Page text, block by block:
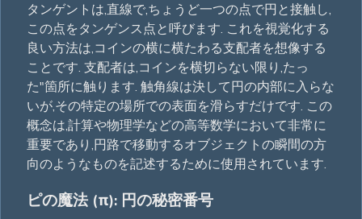
タンゲントは,直線で,ちょうど一つの点で円と接触し,
この点をタンゲンス点と呼びます. これを視覚化する
良い方法は,コインの横に横たわる支配者を想像する
ことです. 支配者は,コインを横切らない限り,たっ
た"箇所に触ります. 触角線は決して円の内部に入らな
いが,その特定の場所での表面を滑らすだけです. この
概念は,計算や物理学などの高等数学において非常に
重要であり,円路で移動するオブジェクトの瞬間の方
向のようなものを記述するために使用されています.
ピの魔法 (π): 円の秘密番号